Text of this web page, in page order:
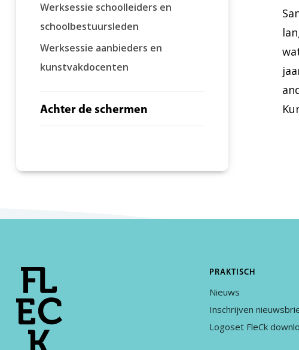
Werksessie schoolleiders en
schoolbestuursleden
Werksessie aanbieders en
kunstvakdocenten
Achter de schermen
PRAKTISCH
Nieuws
Inschrijven
Logoset FleCk